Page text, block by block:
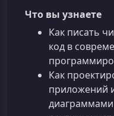
Что вы узнаете
Как писать
код в
Как
приложений
диаграммами